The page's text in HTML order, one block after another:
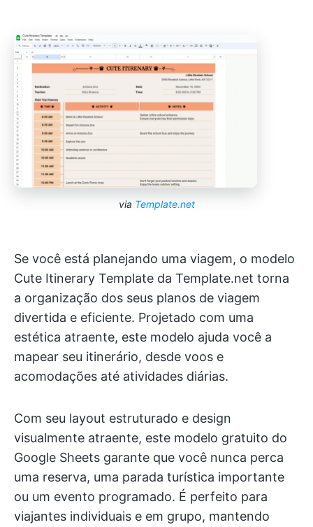
via Template.net
Se você está planejando uma viagem, o modelo
Cute Itinerary Template da Template.net torna
a organização dos seus planos de viagem
divertida e eficiente. Projetado com uma
estética atraente, este modelo ajuda você a
mapear seu itinerário, desde voos e
acomodações até atividades diárias.
Com seu layout estruturado e design
visualmente atraente, este modelo gratuito do
Google Sheets garante que você nunca perca
uma reserva, uma parada turística importante
ou um evento programado. É perfeito para
viajantes individuais e em grupo, mantendo